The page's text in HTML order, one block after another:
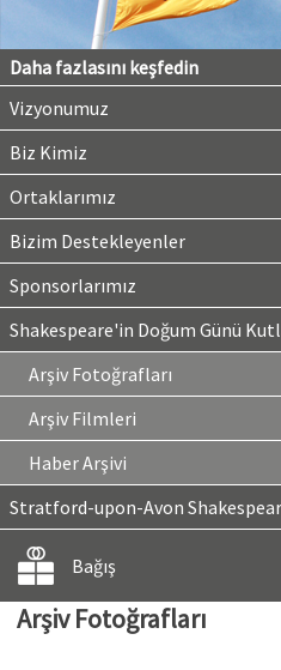
Daha fazlasını keşfedin
Vizyonumuz
Biz Kimiz
Ortaklarımız
Bizim Destekleyenler
Sponsorlarımız
Shakespeare'in Doğum Günü
Arşiv Fotoğrafları
Arşiv Filmleri
Haber Arşivi
Stratford-upon-Avon
Bağış
Arşiv Fotoğrafları